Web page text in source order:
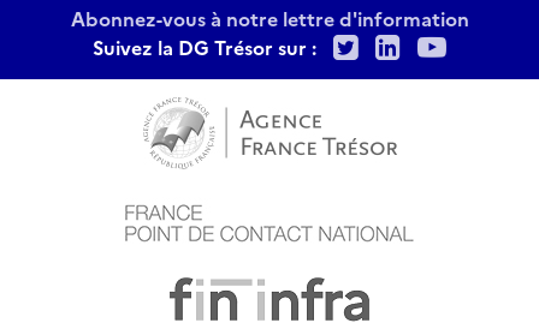
Abonnez-vous à notre lettre d'information
Suivez la DG Trésor sur :
TwitterLinkedIn